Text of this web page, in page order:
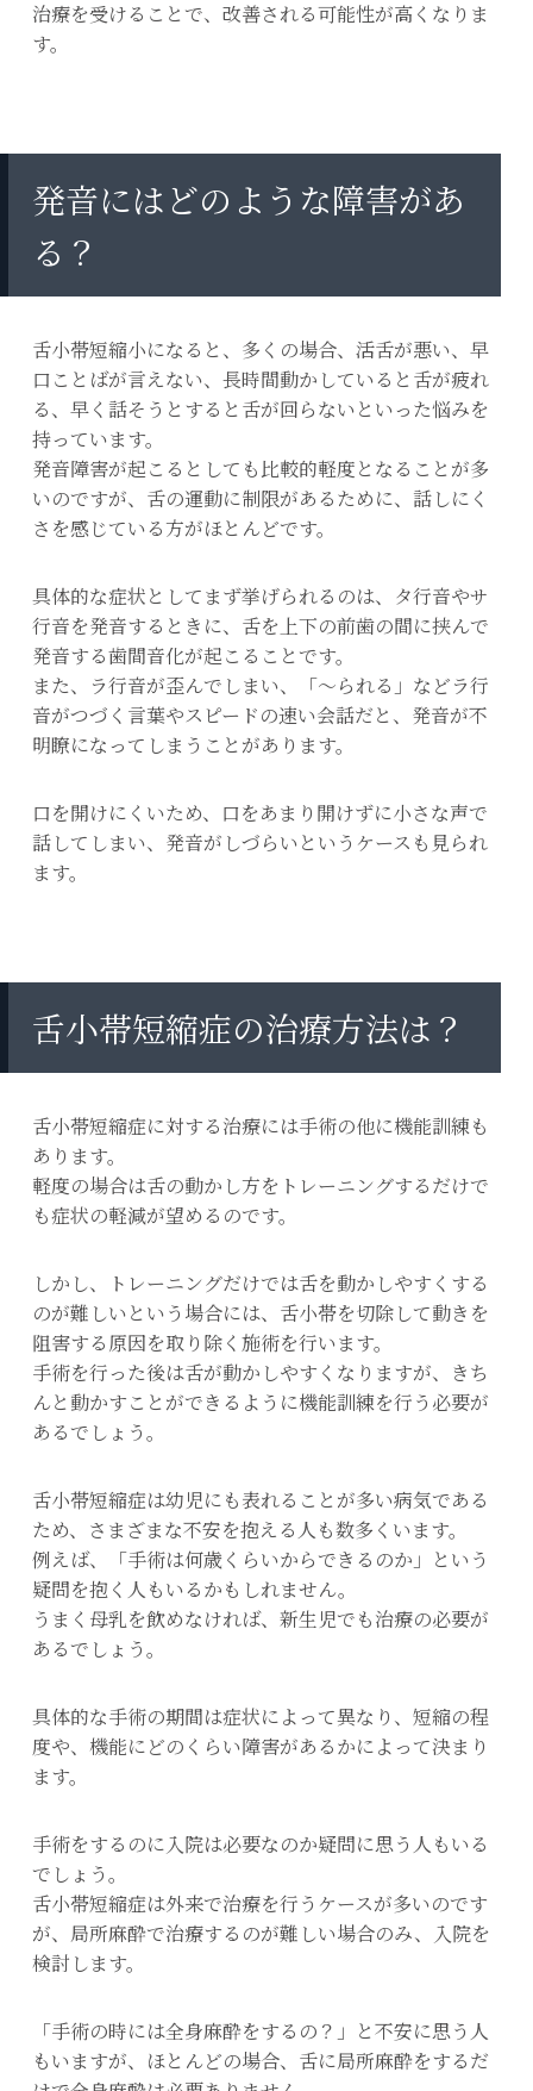
治療を受けることで、改善される可能性が高くなりま
す。
発音にはどのような障害があ
る？
舌小帯短縮小になると、多くの場合、活舌が悪い、早
口ことばが言えない、長時間動かしていると舌が疲れ
る、早く話そうとすると舌が回らないといった悩みを
持っています。
発音障害が起こるとしても比較的軽度となることが多
いのですが、舌の運動に制限があるために、話しにく
さを感じている方がほとんどです。
具体的な症状としてまず挙げられるのは、タ行音やサ
行音を発音するときに、舌を上下の前歯の間に挟んで
発音する歯間音化が起こることです。
また、ラ行音が歪んでしまい、「～られる」などラ行
音がつづく言葉やスピードの速い会話だと、発音が不
明瞭になってしまうことがあります。
口を開けにくいため、口をあまり開けずに小さな声で
話してしまい、発音がしづらいというケースも見られ
ます。
舌小帯短縮症の治療方法は？
舌小帯短縮症に対する治療には手術の他に機能訓練も
あります。
軽度の場合は舌の動かし方をトレーニングするだけで
も症状の軽減が望めるのです。
しかし、トレーニングだけでは舌を動かしやすくする
のが難しいという場合には、舌小帯を切除して動きを
阻害する原因を取り除く施術を行います。
手術を行った後は舌が動かしやすくなりますが、きち
んと動かすことができるように機能訓練を行う必要が
あるでしょう。
舌小帯短縮症は幼児にも表れることが多い病気である
ため、さまざまな不安を抱える人も数多くいます。
例えば、「手術は何歳くらいからできるのか」という
疑問を抱く人もいるかもしれません。
うまく母乳を飲めなければ、新生児でも治療の必要が
あるでしょう。
具体的な手術の期間は症状によって異なり、短縮の程
度や、機能にどのくらい障害があるかによって決まり
ます。
手術をするのに入院は必要なのか疑問に思う人もいる
でしょう。
舌小帯短縮症は外来で治療を行うケースが多いのです
が、局所麻酔で治療するのが難しい場合のみ、入院を
検討します。
「手術の時には全身麻酔をするの？」と不安に思う人
もいますが、ほとんどの場合、舌に局所麻酔をするだ